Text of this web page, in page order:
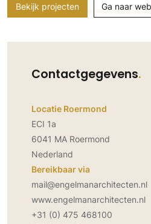
Systeemwanden
Raambeslag
Vloeren
Beton Ciré vloeren
PVC vloeren
Gietvloeren
Natuursteen en keramiek vloeren
Vloerkleden
Bekijk projecten Ga naar
Contactgegevens
Locatie Roermond
ECI 1a
6041 MA Roermond
Nederland
Bereikbaar via
mail@engelmanarchitecten.nl
www.engelmanarchitecten.nl
+31 (0) 475 468100